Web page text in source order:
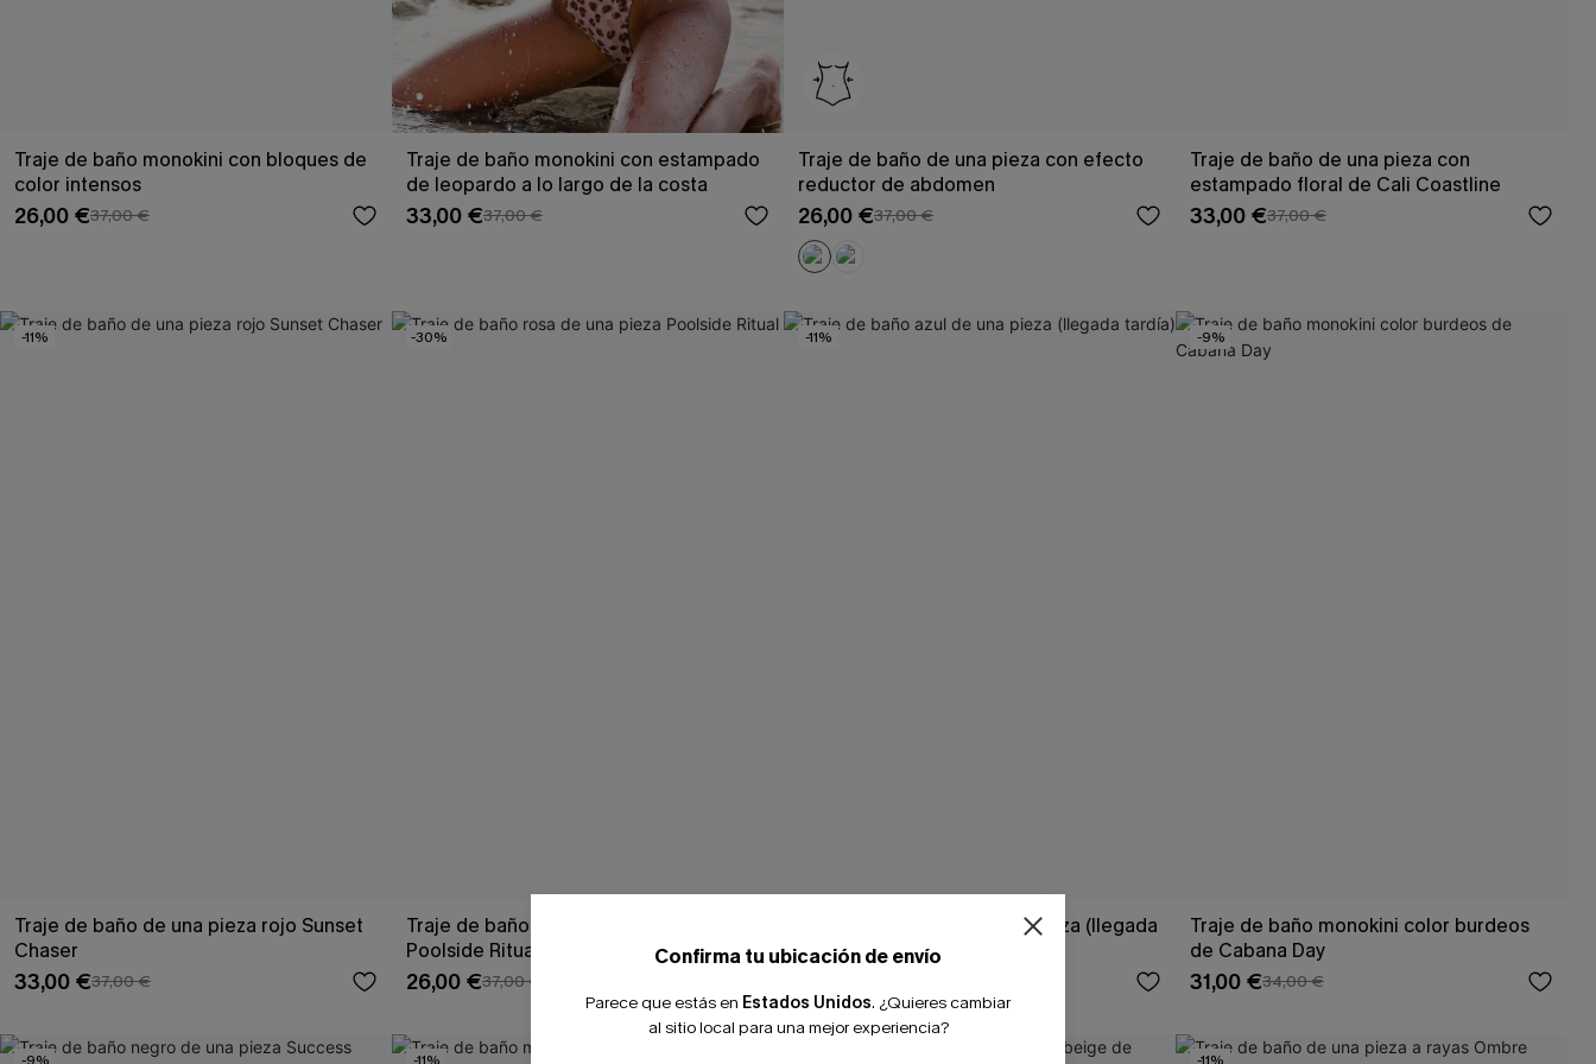
Traje de baño monokini con bloques de
color intensos
26,00 €37,00 €
Traje de baño monokini con estampado
de leopardo a lo largo de la costa
33,00 €37,00 €
Traje de baño de una pieza con efecto
reductor de abdomen
26,00 €37,00 €
Traje de baño de una pieza con
estampado floral de Cali Coastline
33,00 €37,00 €
-11%
Traje de baño de una pieza rojo Sunset
Chaser
33,00 €37,00 €
-30%
Traje de baño rosa de una pieza
Poolside Ritual
26,00 €37,00 €
-11%
Traje de baño azul de una pieza (llegada
tardía)
-9%
Traje de baño monokini color burdeos
de Cabana Day
31,00 €34,00 €
Confirma tu ubicación de envío
Parece que estás en Estados Unidos. ¿Quieres cambiar
al sitio local para una mejor experiencia?
-10% extra sin compra mínima